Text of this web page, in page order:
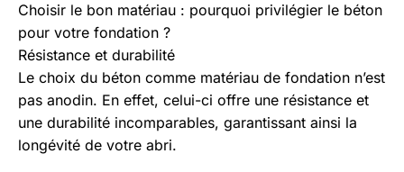
Choisir le bon matériau : pourquoi privilégier le béton
pour votre fondation ?
Résistance et durabilité
Le choix du béton comme matériau de fondation n’est
pas anodin. En effet, celui-ci offre une résistance et
une durabilité incomparables, garantissant ainsi la
longévité de votre abri.